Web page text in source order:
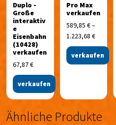
Duplo -
Große
interaktiv
e
Eisenbahn
(10428)
verkaufen
67,87€
verkaufen
Pro Max
verkaufen
589,85 €–
1.223,68 €
verkaufen
Ähnliche Produkte